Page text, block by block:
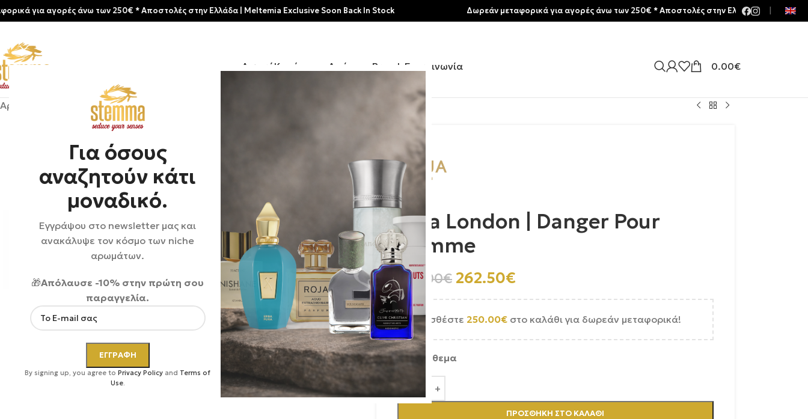
Για όσους
αναζητούν κάτι
μοναδικό.
Εγγράψου στο newsletter μας και
ανακάλυψε τον κόσμο των niche
αρωμάτων.
🎁Απόλαυσε -10% στην πρώτη σου
παραγγελία.
By signing up, you agree toPrivacy Policy and Terms of
Use.
Αρχική Κατάστημα Αρώματα Brands Επικοινωνία 0.00€
Αρχική σελίδα Shop/Αρώματα/
-25%
Κάντε κλικ για μεγέθυνση
Roja London | Danger Pour
Homme
350.00€ 262.50€
Προσθέστε 250.00€στο καλάθι για δωρεάν μεταφορικά!
Σε απόθεμα
ΠΡΟΣΘΉΚΗ ΣΤΟ ΚΑΛΆΘΙ
αγορές άνω των 250€ * Aποστολές στην Ελλάδα | Meltemia Exclusive Soon Back In Stock Δωρεάν μεταφορικά για αγορές άνω των 250€ * Aποστολές στην Ελλάδα | Meltemia